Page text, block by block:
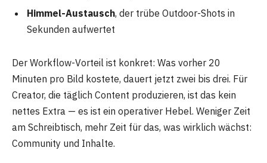
Himmel-Austausch, der trübe Outdoor-Shots in
Sekunden aufwertet
Der Workflow-Vorteil ist konkret: Was vorher 20
Minuten pro Bild kostete, dauert jetzt zwei bis drei. Für
Creator, die täglich Content produzieren, ist das kein
nettes Extra — es ist ein operativer Hebel. Weniger Zeit
am Schreibtisch, mehr Zeit für das, was wirklich wächst:
Community und Inhalte.